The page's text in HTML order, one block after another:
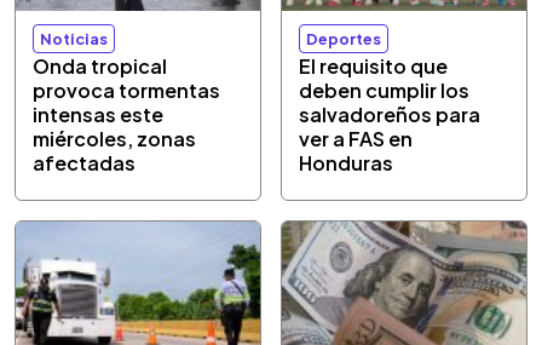
Noticias
Onda tropical
provoca tormentas
intensas este
miércoles, zonas
afectadas
Deportes
El requisito que
deben cumplir los
salvadoreños para
ver a FAS en
Honduras